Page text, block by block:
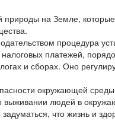
на Земле,
процедура
платежей,
и сборах. Оно
окружающей
выживании людей в
что жизнь и